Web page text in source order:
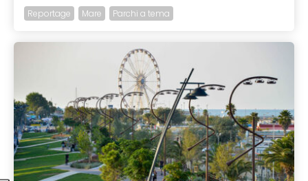
Reportage Mare Parchi a tema